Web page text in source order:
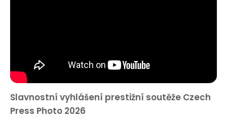
Slavnostní vyhlášení prestižní soutěže Czech
Press Photo 2026